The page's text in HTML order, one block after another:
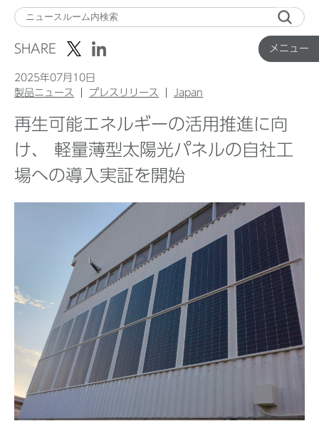
メニュー
ニ
ュ
Top
企業ニュース
グローバル製品ニュース
IR ニュース
Before 2020
企業ニュースアーカイブ
SHARE
2025年07月10日
製品ニュース
プレスリリース Japan
再生可能エネルギーの活用推進に向
け、 軽量薄型太陽光パネルの自社工
場への導入実証を開始